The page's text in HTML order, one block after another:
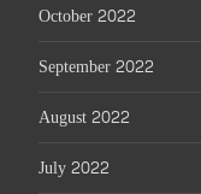
October 2022
September 2022
August 2022
July 2022